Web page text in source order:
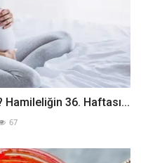
Hamileliğin 36. Haftası...
67